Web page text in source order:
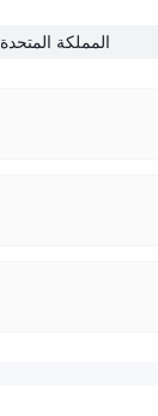
المملكة المتحدة